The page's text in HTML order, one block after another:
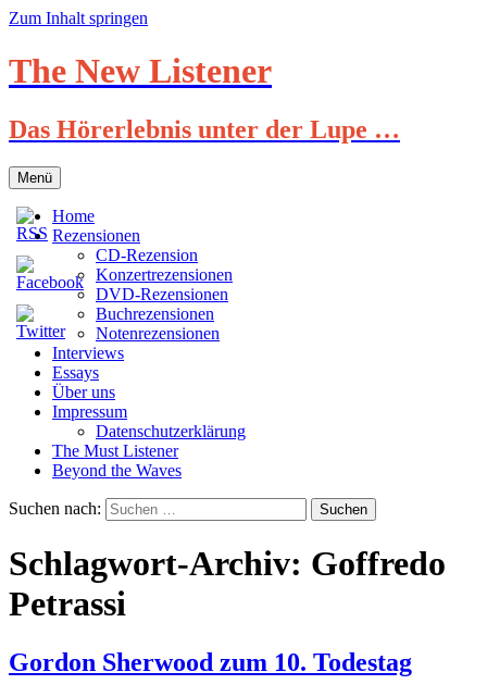
Zum Inhalt springen
The New Listener
Das Hörerlebnis unter der Lupe …
Menü
Home
Rezensionen
CD-Rezension
Konzertrezensionen
DVD-Rezensionen
Buchrezensionen
Notenrezensionen
Interviews
Essays
Über uns
Impressum
Datenschutzerklärung
The Must Listener
Beyond the Waves
Suchen nach:
Schlagwort-Archiv: Goffredo
Petrassi
Gordon Sherwood zum 10. Todestag